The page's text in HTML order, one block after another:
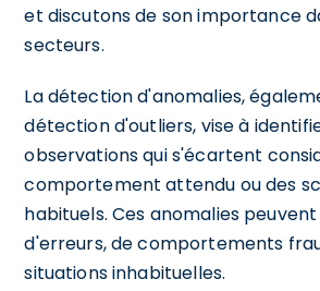
et discutons de son importance
secteurs.
La détection d'anomalies,
détection d'outliers, vise à
observations qui s'écartent
comportement attendu ou des
habituels. Ces anomalies
d'erreurs, de comportements
situations inhabituelles.